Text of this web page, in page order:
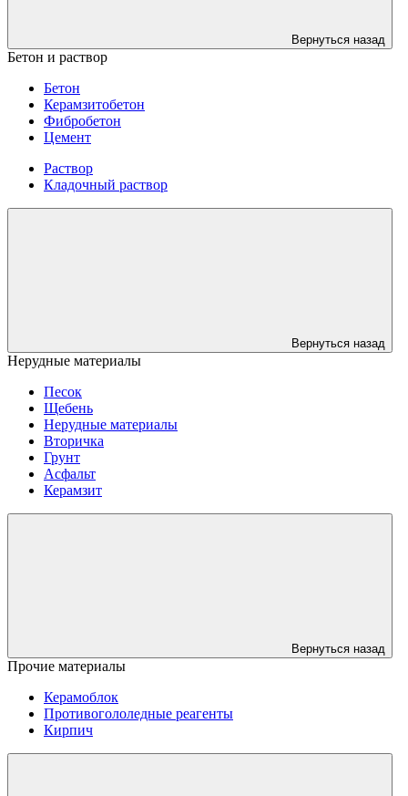
Вернуться назад
Бетон и раствор
Бетон
Керамзитобетон
Фибробетон
Цемент
Раствор
Кладочный раствор
Вернуться назад
Нерудные материалы
Песок
Щебень
Нерудные материалы
Вторичка
Грунт
Асфальт
Керамзит
Вернуться назад
Прочие материалы
Керамоблок
Противогололедные реагенты
Кирпич